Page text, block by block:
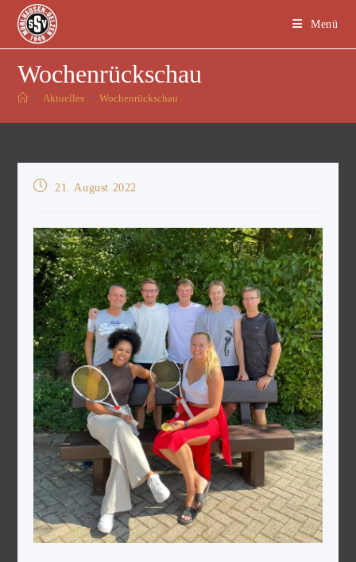
Menü
Wochenrückschau
> Aktuelles > Wochenrückschau
21. August 2022